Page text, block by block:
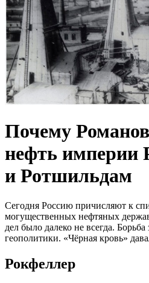
Почему
нефть империи
и Ротшильдам
Сегодня Россию причисляют к
могущественных нефтяных
дел было далеко не всегда. Борьба
геополитики. «Чёрная кровь»
Рокфеллер